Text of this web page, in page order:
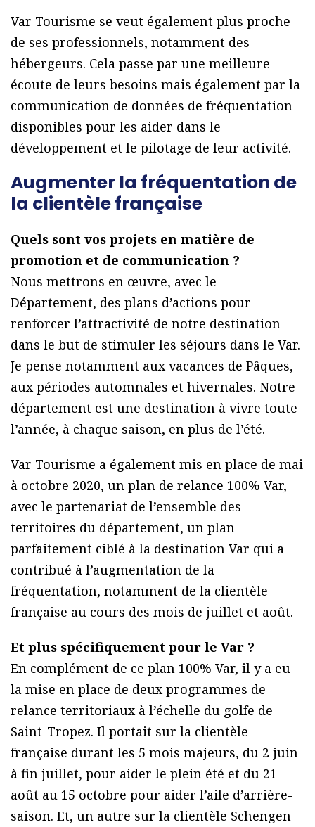
Var Tourisme se veut également plus proche
de ses professionnels, notamment des
hébergeurs. Cela passe par une meilleure
écoute de leurs besoins mais également par la
communication de données de fréquentation
disponibles pour les aider dans le
développement et le pilotage de leur activité.
Augmenter la fréquentation de
la clientèle française
Quels sont vos projets en matière de
promotion et de communication ?
Nous mettrons en œuvre, avec le
Département, des plans d’actions pour
renforcer l’attractivité de notre destination
dans le but de stimuler les séjours dans le Var.
Je pense notamment aux vacances de Pâques,
aux périodes automnales et hivernales. Notre
département est une destination à vivre toute
l’année, à chaque saison, en plus de l’été.
Var Tourisme a également mis en place de mai
à octobre 2020, un plan de relance 100% Var,
avec le partenariat de l’ensemble des
territoires du département, un plan
parfaitement ciblé à la destination Var qui a
contribué à l’augmentation de la
fréquentation, notamment de la clientèle
française au cours des mois de juillet et août.
Et plus spécifiquement pour le Var ?
En complément de ce plan 100% Var, il y a eu
la mise en place de deux programmes de
relance territoriaux à l’échelle du golfe de
Saint-Tropez. Il portait sur la clientèle
française durant les 5 mois majeurs, du 2 juin
à fin juillet, pour aider le plein été et du 21
août au 15 octobre pour aider l’aile d’arrière-
saison. Et, un autre sur la clientèle Schengen